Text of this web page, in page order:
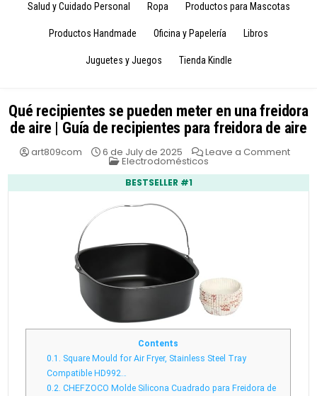
Salud y Cuidado Personal Ropa Productos para Mascotas
Productos Handmade Oficina y Papelería Libros
Juguetes y Juegos Tienda Kindle
Qué recipientes se pueden meter en una freidora
de aire | Guía de recipientes para freidora de aire
art809com 6 de July de 2025 Leave a Commenton
se
Posted
Electrodomésticos
BESTSELLER #1
Contents
0.1.
Square Mould for Air Fryer, Stainless Steel Tray
Compatible HD992…
0.2. CHEFZOCO Molde Silicona Cuadrado para Freidora de